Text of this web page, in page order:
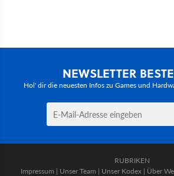
NEWSLETTER
Hol' dir die neuesten Infos zu Games und
RUBRIKEN
Impressum | Unser Team | Unser Kodex | Über